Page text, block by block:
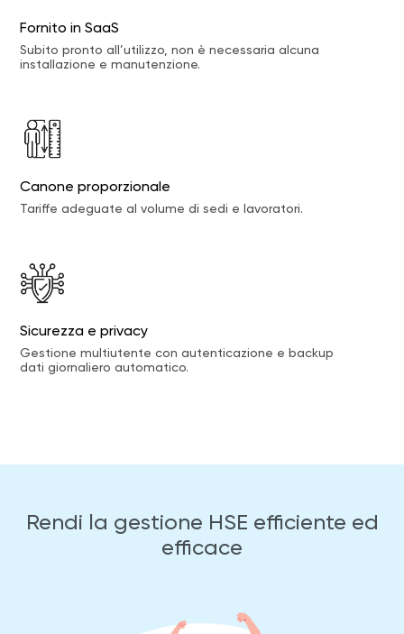
Fornito in SaaS
Subito pronto all’utilizzo, non è necessaria alcuna
installazione e manutenzione.
Canone proporzionale
Tariffe adeguate al volume di sedi e lavoratori.
Sicurezza e privacy
Gestione multiutente con autenticazione e backup
dati giornaliero automatico.
Rendi la gestione HSE efficiente ed
efficace